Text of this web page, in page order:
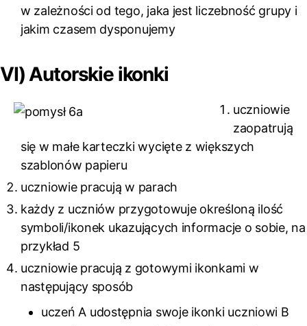
w zależności od tego, jaka jest liczebność grupy i
jakim czasem dysponujemy
VI) Autorskie ikonki
uczniowie
zaopatrują
się w małe karteczki wycięte z większych
szablonów papieru
uczniowie pracują w parach
każdy z uczniów przygotowuje określoną ilość
symboli/ikonek ukazujących informacje o sobie, na
przykład 5
uczniowie pracują z gotowymi ikonkami w
następujący sposób
uczeń A udostępnia swoje ikonki uczniowi B